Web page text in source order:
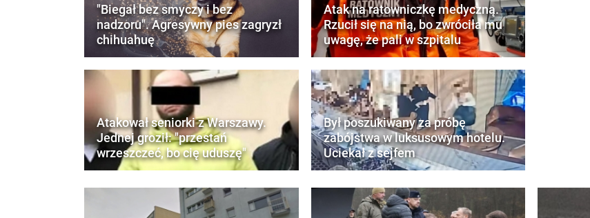
"Biegał bez smyczy i bez
nadzoru". Agresywny pies zagryzł
chihuahuę
Atakował seniorki z Warszawy.
Jednej groził: "przestań
wrzeszczeć, bo cię uduszę"
Atak na ratowniczkę medyczną.
Rzucił się na nią, bo zwróciła mu
uwagę, że pali w szpitalu
Był poszukiwany za próbę
zabójstwa w luksusowym hotelu.
Uciekał z sejfem